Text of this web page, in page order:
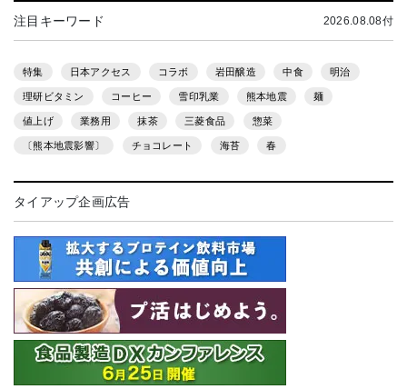
注目キーワード 2026.08.08付
特集 日本アクセス コラボ 岩田醸造 中食 明治
理研ビタミン コーヒー 雪印乳業 熊本地震 麺
値上げ 業務用 抹茶 三菱食品 惣菜
〔熊本地震影響〕 チョコレート 海苔 春
タイアップ企画広告